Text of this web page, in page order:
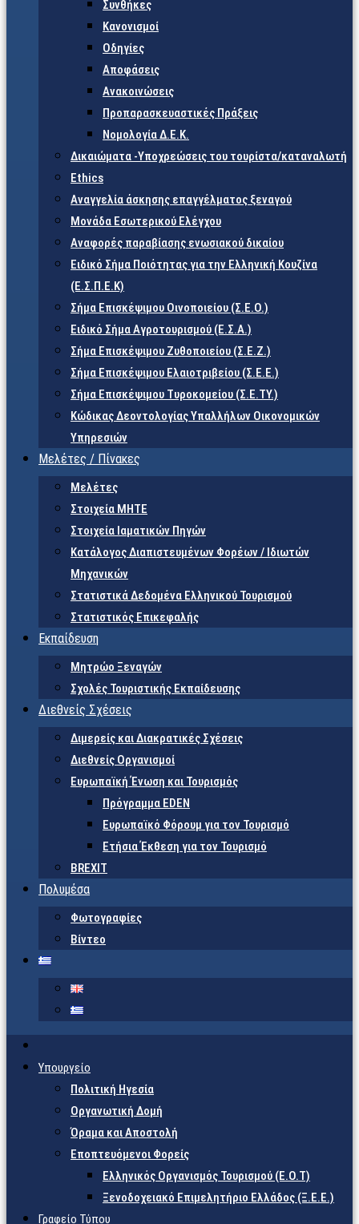
Συνθήκες
Κανονισμοί
Οδηγίες
Αποφάσεις
Ανακοινώσεις
Προπαρασκευαστικές Πράξεις
Νομολογία Δ.Ε.Κ.
Δικαιώματα -Υποχρεώσεις του τουρίστα/καταναλωτή
Ethics
Αναγγελία άσκησης επαγγέλματος ξεναγού
Μονάδα Εσωτερικού Ελέγχου
Αναφορές παραβίασης ενωσιακού δικαίου
Ειδικό Σήμα Ποιότητας για την Ελληνική Κουζίνα
(Ε.Σ.Π.Ε.Κ)
Σήμα Επισκέψιμου Οινοποιείου (Σ.Ε.Ο.)
Ειδικό Σήμα Αγροτουρισμού (Ε.Σ.Α.)
Σήμα Επισκέψιμου Ζυθοποιείου (Σ.Ε.Ζ.)
Σήμα Επισκέψιμου Ελαιοτριβείου (Σ.Ε.Ε.)
Σήμα Επισκέψιμου Τυροκομείου (Σ.Ε.TY.)
Κώδικας Δεοντολογίας Υπαλλήλων Οικονομικών
Υπηρεσιών
Μελέτες / Πίνακες
Μελέτες
Στοιχεία ΜΗΤΕ
Στοιχεία Ιαματικών Πηγών
Κατάλογος Διαπιστευμένων Φορέων / Ιδιωτών
Μηχανικών
Στατιστικά Δεδομένα Ελληνικού Τουρισμού
Στατιστικός Επικεφαλής
Εκπαίδευση
Μητρώο Ξεναγών
Σχολές Τουριστικής Εκπαίδευσης
Διεθνείς Σχέσεις
Διμερείς και Διακρατικές Σχέσεις
Διεθνείς Οργανισμοί
Ευρωπαϊκή Ένωση και Τουρισμός
Πρόγραμμα EDEN
Ευρωπαϊκό Φόρουμ για τον Τουρισμό
Ετήσια Έκθεση για τον Τουρισμό
BREXIT
Πολυμέσα
Φωτογραφίες
Βίντεο
Υπουργείο
Πολιτική Ηγεσία
Οργανωτική Δομή
Όραμα και Αποστολή
Εποπτευόμενοι Φορείς
Eλληνικός Οργανισμός Τουρισμού (Ε.Ο.Τ)
Ξενοδοχειακό Επιμελητήριο Ελλάδος (Ξ.Ε.Ε.)
Γραφείο Τύπου